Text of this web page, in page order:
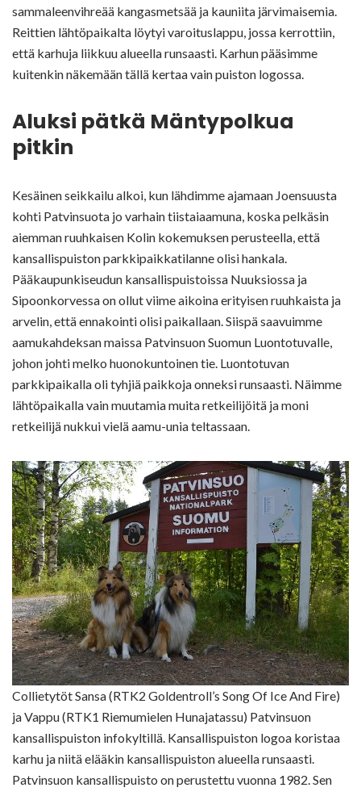
sammaleenvihreää kangasmetsää ja kauniita järvimaisemia.
Reittien lähtöpaikalta löytyi varoituslappu, jossa kerrottiin,
että karhuja liikkuu alueella runsaasti. Karhun pääsimme
kuitenkin näkemään tällä kertaa vain puiston logossa.
Aluksi pätkä Mäntypolkua
pitkin
Kesäinen seikkailu alkoi, kun lähdimme ajamaan Joensuusta
kohti Patvinsuota jo varhain tiistaiaamuna, koska pelkäsin
aiemman ruuhkaisen Kolin kokemuksen perusteella, että
kansallispuiston parkkipaikkatilanne olisi hankala.
Pääkaupunkiseudun kansallispuistoissa Nuuksiossa ja
Sipoonkorvessa on ollut viime aikoina erityisen ruuhkaista ja
arvelin, että ennakointi olisi paikallaan. Siispä saavuimme
aamukahdeksan maissa Patvinsuon Suomun Luontotuvalle,
johon johti melko huonokuntoinen tie. Luontotuvan
parkkipaikalla oli tyhjiä paikkoja onneksi runsaasti. Näimme
lähtöpaikalla vain muutamia muita retkeilijöitä ja moni
retkeilijä nukkui vielä aamu-unia teltassaan.
Collietytöt Sansa (RTK2 Goldentroll’s Song Of Ice And Fire)
ja Vappu (RTK1 Riemumielen Hunajatassu) Patvinsuon
kansallispuiston infokyltillä. Kansallispuiston logoa koristaa
karhu ja niitä elääkin kansallispuiston alueella runsaasti.
Patvinsuon kansallispuisto on perustettu vuonna 1982. Sen